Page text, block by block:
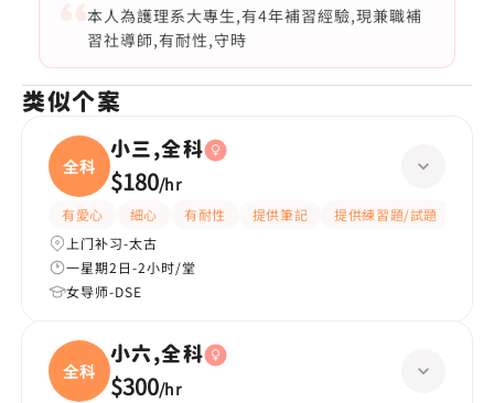
本人為護理系大專生,有4年補習經驗,現兼職補
習社導師,有耐性,守時
类似个案
全科
小三,全科
$180/hr
有愛心 細心 有耐性 提供筆記 提供練習題/試題
上门补习-太古
一星期2日-2小时/堂
女导师-DSE
全科
小六,全科
$300/hr